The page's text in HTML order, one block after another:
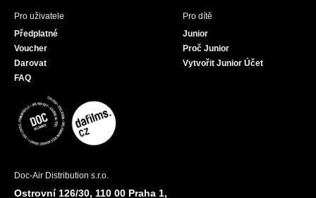
Pro uživatele
Předplatné
Voucher
Darovat
FAQ
Pro dítě
Junior
Proč Junior
Vytvořit Junior Účet
Doc-Air Distribution s.r.o.
Ostrovní 126/30, 110 00 Praha 1,